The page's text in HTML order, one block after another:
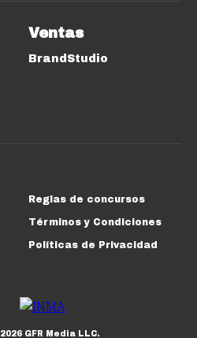
Ventas
BrandStudio
Reglas de concursos
Términos y Condiciones
Políticas de Privacidad
2026GFR Media LLC.